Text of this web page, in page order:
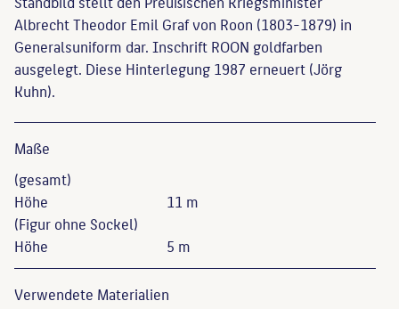
Albrecht Theodor Emil Graf von Roon (1803-1879) in
Generalsuniform dar. Inschrift ROON goldfarben
ausgelegt. Diese Hinterlegung 1987 erneuert (Jörg
Kuhn).
Maße
(gesamt)
Höhe
(Figur ohne Sockel)
Höhe
11 m
5 m
Verwendete Materialien